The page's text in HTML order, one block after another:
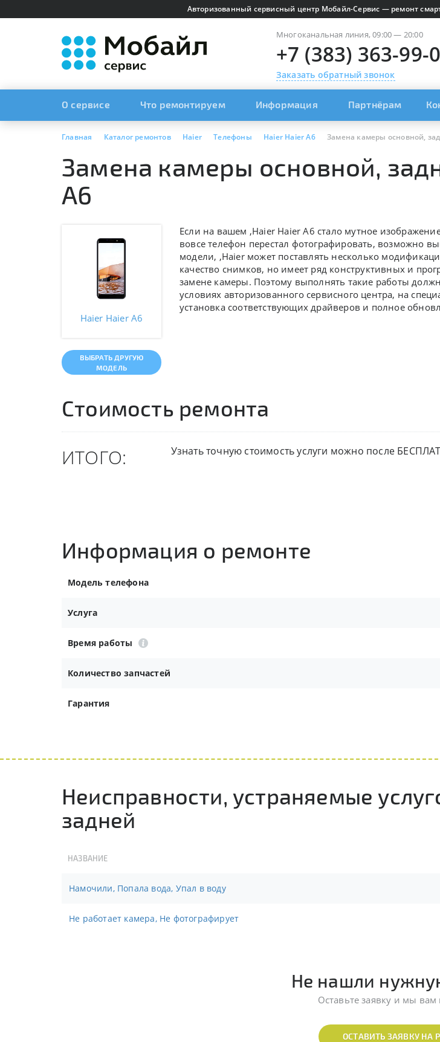
Авторизованный сервисный центр Мобайл-Сервис — ремонт
Многоканальная линия, 09:00 — 20:00
+7 (383) 363-99-
Заказать обратный звонок
О сервисе Что ремонтируем Информация Партнёрам
Главная Каталог ремонтов Haier Телефоны Haier Haier A6 Замена камеры основной,
Замена камеры основной,
A6
Haier Haier A6
ВЫБРАТЬ ДРУГУЮ
МОДЕЛЬ
Если на вашем ,Haier Haier A6 стало мутное
вовсе телефон перестал фотографировать, возможно
модели, ,Haier может поставлять несколько
качество снимков, но имеет ряд конструктивных и
замене камеры. Поэтому выполнять такие работы
условиях авторизованного сервисного центра, на
установка соответствующих драйверов и полное
Стоимость ремонта
ИТОГО:
Узнать точную стоимость услуги можно после
Информация о ремонте
Модель телефона
Услуга
Время работы
Количество запчастей
Гарантия
Неисправности, устраняемые
задней
НАЗВАНИЕ
Намочили, Попала вода, Упал в воду
Не работает камера, Не фотографирует
Не нашли
Оставьте заявку и мы
ОСТАВИТЬ ЗАЯВКУ НА